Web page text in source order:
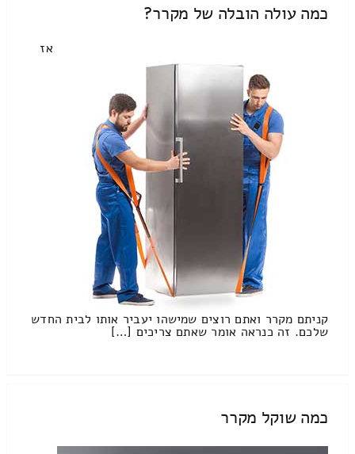
כמה עולה הובלה של מקרר?
אז
קניתם מקרר ואתם רוצים שמישהו יעביר אותו לבית החדש
שלכם. זה כנראה אומר שאתם צריכים […]
כמה שוקל מקרר